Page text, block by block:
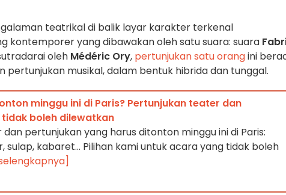
teatrikal di balik layar karakter terkenal
kontemporer yang dibawakan oleh satu suara: suara
oleh Médéric Ory, pertunjukan satu orangini
pertunjukan musikal, dalam bentuk hibrida dan tunggal.
minggu ini di Paris? Pertunjukan teater dan
boleh dilewatkan
pertunjukan yang harus ditonton minggu ini di Paris:
sulap, kabaret... Pilihan kami untuk acara yang tidak boleh